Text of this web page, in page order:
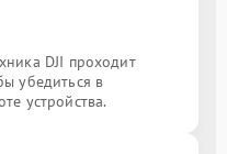
DJI проходит
убедиться в
устройства.